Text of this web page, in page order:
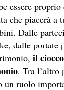
essere proprio
che piacerà
Dalle
dalle portate
il
. Tra l’altro
un ruolo